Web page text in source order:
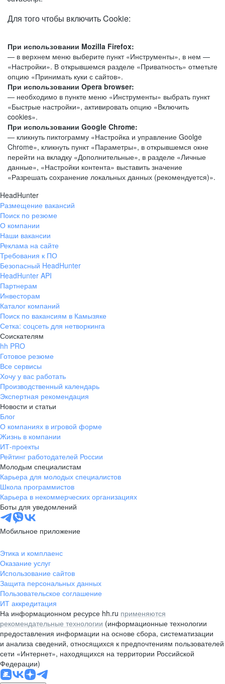
Для того чтобы включить Cookie:
При использовании Mozilla Firefox:
— в верхнем меню выберите пункт «Инструменты», в нем —
«Настройки». В открывшемся разделе «Приватность» отметьте
опцию «Принимать куки с сайтов».
При использовании Opera browser:
— необходимо в пункте меню «Инструменты» выбрать пункт
«Быстрые настройки», активировать опцию «Включить
cookies».
При использовании Google Chrome:
— кликнуть пиктограмму «Настройка и управление Goolge
Chrome», кликнуть пункт «Параметры», в открывшемся окне
перейти на вкладку «Дополнительные», в разделе «Личные
данные», «Настройки контента» выставить значение
«Разрешать сохранение локальных данных (рекомендуется)».
HeadHunter
Размещение вакансий
Поиск по резюме
О компании
Наши вакансии
Реклама на сайте
Требования к ПО
Безопасный HeadHunter
HeadHunter API
Партнерам
Инвесторам
Каталог компаний
Поиск по вакансиям в Камызяке
Сетка: соцсеть для нетворкинга
Соискателям
hh PRO
Готовое резюме
Все сервисы
Хочу у вас работать
Производственный календарь
Экспертная рекомендация
Новости и статьи
Блог
О компаниях в игровой форме
Жизнь в компании
ИТ-проекты
Рейтинг работодателей России
Молодым специалистам
Карьера для молодых специалистов
Школа программистов
Карьера в некоммерческих организациях
Боты для уведомлений
Мобильное приложение
Этика и комплаенс
Оказание услуг
Использование сайтов
Защита персональных данных
Пользовательское соглашение
ИТ аккредитация
На информационном ресурсе hh.ru применяются
рекомендательные технологии (информационные технологии
предоставления информации на основе сбора, систематизации
и анализа сведений, относящихся к предпочтениям пользователей
сети «Интернет», находящихся на территории Российской
Федерации)